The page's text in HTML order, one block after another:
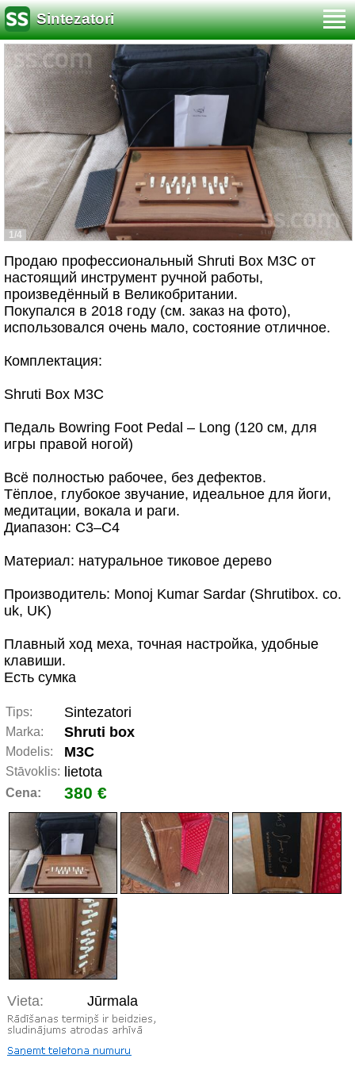
Sintezatori
1/4
Продаю профессиональный Shruti Box M3C от
настоящий инструмент ручной работы,
произведённый в Великобритании.
Покупался в 2018 году (см. заказ на фото),
использовался очень мало, состояние отличное.
Комплектация:
Shruti Box M3C
Педаль Bowring Foot Pedal – Long (120 см, для
игры правой ногой)
Всё полностью рабочее, без дефектов.
Тёплое, глубокое звучание, идеальное для йоги,
медитации, вокала и раги.
Диапазон: C3–C4
Материал: натуральное тиковое дерево
Производитель: Monoj Kumar Sardar (Shrutibox. co.
uk, UK)
Плавный ход меха, точная настройка, удобные
клавиши.
Есть сумка
Tips: Sintezatori
Marka: Shruti box
Modelis: M3C
Stāvoklis: lietota
Cena: 380 €
Vieta: Jūrmala